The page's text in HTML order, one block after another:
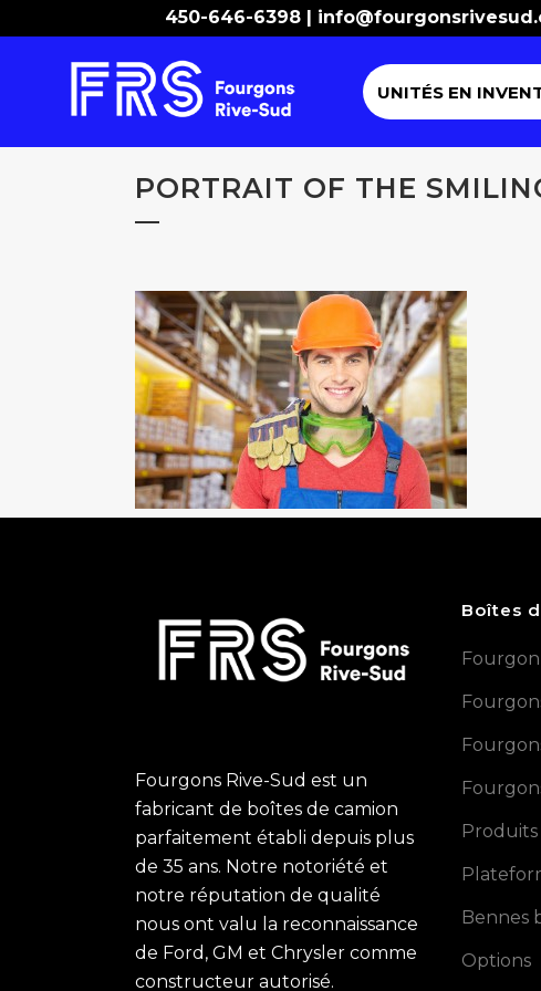
450-646-6398 |
UNITÉS EN
PORTRAIT OF THE
Fourgons Rive-Sud est un
fabricant de boîtes de camion
parfaitement établi depuis plus
de 35 ans. Notre notoriété et
notre réputation de qualité
nous ont valu la reconnaissance
de Ford, GM et Chrysler comme
constructeur autorisé.
Boîtes
Produits
Bennes
Options